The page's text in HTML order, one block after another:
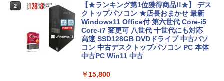
第7世代 | Core i5 7200U 2.5(～最大3.1)
GHz | MEM:8GB | HDD:500GB | DVDマ
ルチ | 無線LAN:あり | テンキー | Win11P
ro64Bit | ACアダプター付属
￥9,980
2
【★ランキング第1位獲得商品!!★】 デス
クトップパソコン ★店長おまかせ 最新
Windows11 Office付 第六世代 Core-i5
Core-i7 変更可 八世代 十世代にも対応
高速 SSD128GB DVDドライブ 中古パソ
コン 中古デスクトップパソコン PC 本体
中古PC Win11 中古
￥15,800